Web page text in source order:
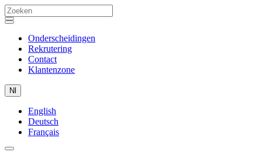
Onderscheidingen
Rekrutering
Contact
Klantenzone
Nl
English
Deutsch
Français